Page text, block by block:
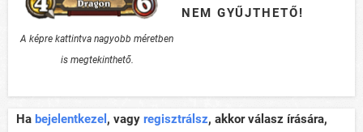
A képre kattintva nagyobb méretben
is megtekinthető.
NEM GYŰJTHETŐ!
Ha bejelentkezel , vagy regisztrálsz, akkor válasz írására,